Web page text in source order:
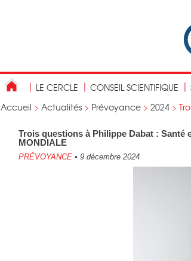
LE CERCLE CONSEIL SCIENTIFIQUE
Accueil > Actualités > Prévoyance > 2024 >
Trois questions à Philippe Dabat : Santé
MONDIALE
PRÉVOYANCE • 9 décembre 2024